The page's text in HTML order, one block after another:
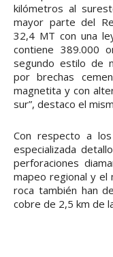
kilómetros al
mayor parte del
32,4 MT con una
contiene 389.000
segundo estilo de
por brechas
magnetita y con
sur”, destaco el
Con respecto a
especializada
perforaciones
mapeo regional y el
roca también han
cobre de 2,5 km de